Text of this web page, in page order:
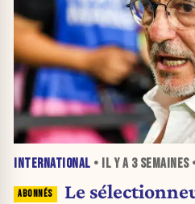
INTERNATIONAL • IL Y A 3 SEMAINES
Le